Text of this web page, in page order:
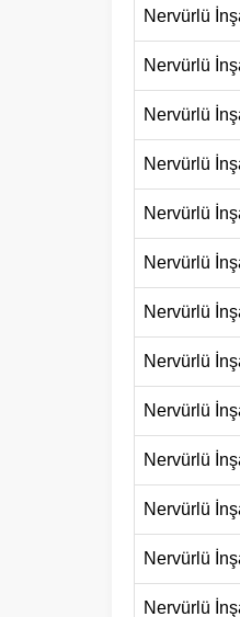
Nervürlü
Nervürlü
Nervürlü
Nervürlü
Nervürlü
Nervürlü
Nervürlü
Nervürlü
Nervürlü
Nervürlü
Nervürlü
Nervürlü
Nervürlü